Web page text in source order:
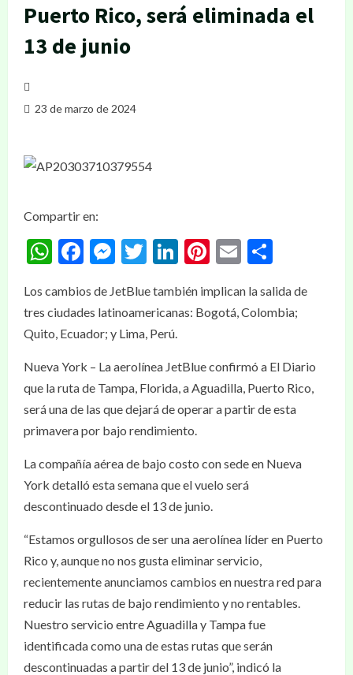
Puerto Rico, será eliminada el
13 de junio
23 de marzo de 2024
Compartir en:
WhatsApp
Facebook
Messenger
Twitter
LinkedIn
Pinterest
Email
Los cambios de JetBlue también implican la salida de
tres ciudades latinoamericanas: Bogotá, Colombia;
Quito, Ecuador; y Lima, Perú.
Nueva York – La aerolínea JetBlue confirmó a El Diario
que la ruta de Tampa, Florida, a Aguadilla, Puerto Rico,
será una de las que dejará de operar a partir de esta
primavera por bajo rendimiento.
La compañía aérea de bajo costo con sede en Nueva
York detalló esta semana que el vuelo será
descontinuado desde el 13 de junio.
“Estamos orgullosos de ser una aerolínea líder en Puerto
Rico y, aunque no nos gusta eliminar servicio,
recientemente anunciamos cambios en nuestra red para
reducir las rutas de bajo rendimiento y no rentables.
Nuestro servicio entre Aguadilla y Tampa fue
identificada como una de estas rutas que serán
descontinuadas a partir del 13 de junio”, indicó la